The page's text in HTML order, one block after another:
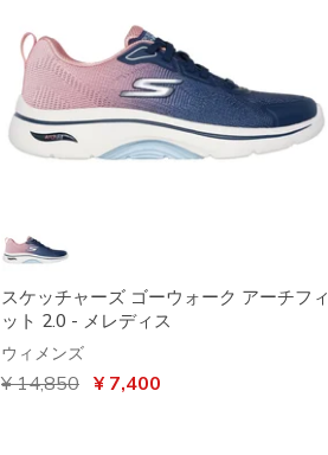
スケッチャーズ ゴーウォーク アーチフィ
ット 2.0 - メレディス
ウィメンズ
からの値引き
¥ 14,850 から
¥ 7,400